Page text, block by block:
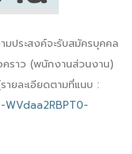
ประสงค์จะรับสมัครบุคคล
คราว (พนักงานส่วนงาน)
ยละเอียดตามที่แนบ :